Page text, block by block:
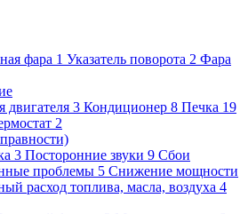
фара 1 Указатель поворота 2 Фара
двигателя 3 Кондиционер 8 Печка 19
2
3 Посторонние звуки 9 Сбои
проблемы 5 Снижение мощности
расход топлива, масла, воздуха 4